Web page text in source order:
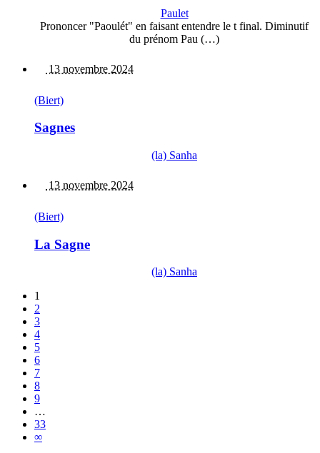
Paulet
Prononcer "Paoulét" en faisant entendre le t final. Diminutif
du prénom Pau (…)
13 novembre 2024
(Biert)
Sagnes
(la) Sanha
13 novembre 2024
(Biert)
La Sagne
(la) Sanha
1
2
3
4
5
6
7
8
9
…
33
∞